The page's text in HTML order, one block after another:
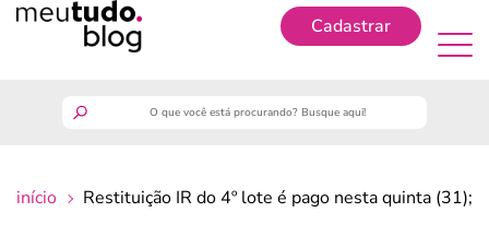
Cadastrar
início Restituição IR do 4º lote é pago nesta quinta (31);